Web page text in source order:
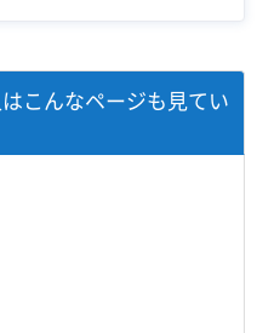
こんなページも見てい